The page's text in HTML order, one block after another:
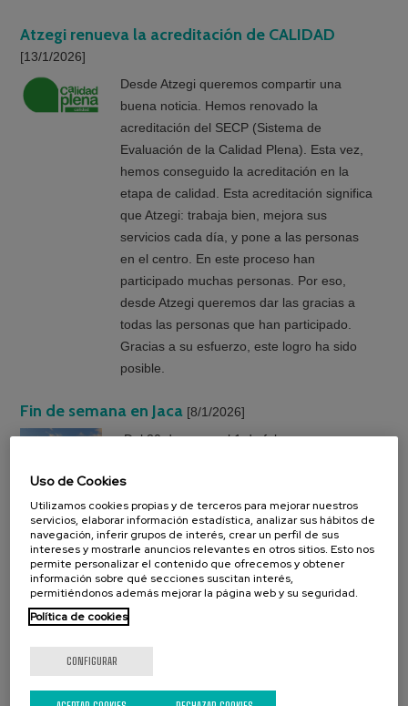
Atzegi renueva la acreditación de CALIDAD
[13/1/2026]
Desde Atzegi queremos compartir una
buena noticia. Hemos renovado la
acreditación del SECP (Sistema de
Evaluación de la Calidad Plena). Esta vez,
hemos conseguido la acreditación en la
etapa de calidad. Esta acreditación significa
que Atzegi: trabaja bien, mejora sus
servicios cada día, y pone a las personas
en el centro. En este proceso han
participado muchas personas. Por eso,
desde Atzegi queremos dar las gracias a
todas las personas que han participado.
Gracias a su esfuerzo, este logro ha sido
posible.
Fin de semana en Jaca [8/1/2026]
Del 30 de enero al 1 de febrero, ¡nos
varias opciones:
ï¿½Jaca
Un Encuentro para Familias sobre Vida
Independiente[16/12/2025]
Os invitamos a un encuentro pensado para
las familias de personas que están
Uso de Cookies
Utilizamos cookies propias y de terceros para mejorar nuestros
servicios, elaborar información estadística, analizar sus hábitos de
navegación, inferir grupos de interés, crear un perfil de sus
intereses y mostrarle anuncios relevantes en otros sitios. Esto nos
permite personalizar el contenido que ofrecemos y obtener
información sobre qué secciones suscitan interés,
permitiéndonos además mejorar la página web y su seguridad.
Política de cookies
CONFIGURAR